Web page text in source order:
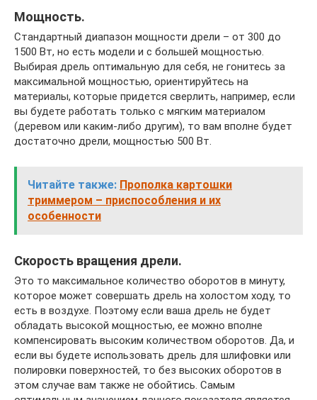
Мощность.
Стандартный диапазон мощности дрели – от 300 до
1500 Вт, но есть модели и с большей мощностью.
Выбирая дрель оптимальную для себя, не гонитесь за
максимальной мощностью, ориентируйтесь на
материалы, которые придется сверлить, например, если
вы будете работать только с мягким материалом
(деревом или каким-либо другим), то вам вполне будет
достаточно дрели, мощностью 500 Вт.
Читайте также: Прополка картошки
триммером – приспособления и их
особенности
Скорость вращения дрели.
Это то максимальное количество оборотов в минуту,
которое может совершать дрель на холостом ходу, то
есть в воздухе. Поэтому если ваша дрель не будет
обладать высокой мощностью, ее можно вполне
компенсировать высоким количеством оборотов. Да, и
если вы будете использовать дрель для шлифовки или
полировки поверхностей, то без высоких оборотов в
этом случае вам также не обойтись. Самым